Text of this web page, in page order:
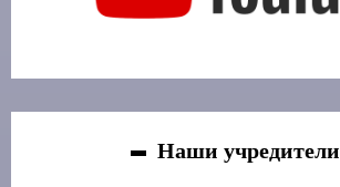
Наши учредители